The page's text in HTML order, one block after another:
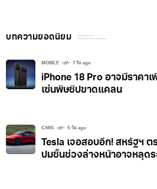
ใช้งานสมาร์ตโฟนในรูปแบบใหม่ๆ
ประสิทธิภาพที่ดีที่สุดในตอนนี้ ส่งผล
บทความยอดนิยม
MOBILE 7 วัน ago
iPhone 18 Pro อาจมีราคา
เซ่นพิษชิปขาดแคลน
CARS 5 วัน ago
Tesla เจอสอบอีก! สหรัฐฯ
ปมชิ้นช่วงล่างหน้าอาจหลุดร